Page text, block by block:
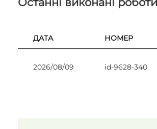
ДАТА НОМЕР
2026/08/09 id-9628-340